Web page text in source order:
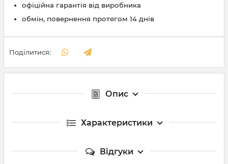
офіційна гарантія від виробника
обмін, повернення протягом 14 днів
Поділитися:
Опис
Характеристики
Відгуки